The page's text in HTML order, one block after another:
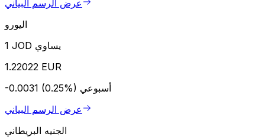
عرض الرسم البياني
اليورو
1 JOD يساوي
1.22022 EUR
-0.0031 (0.25%) أسبوعي
عرض الرسم البياني
الجنيه البريطاني